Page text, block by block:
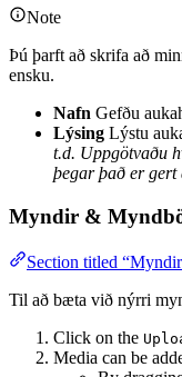
Note
Þú þarft að skrifa að
ensku.
Nafn Gefðu
Lýsing Lýstu
t.d. Uppgötvaðu
þegar það er
Myndir &
Section titled
Til að bæta við nýrri
Click on the
Media can be